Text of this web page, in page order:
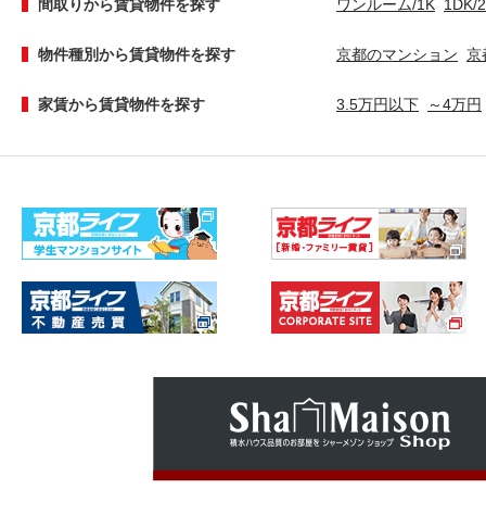
間取りから賃貸物件を探す ワンルーム/1K 1DK/
物件種別から賃貸物件を探す 京都のマンション 京
家賃から賃貸物件を探す 3.5万円以下 ～4万円